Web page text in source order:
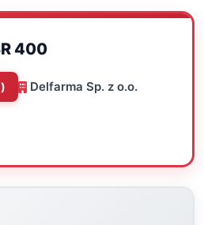
400
Delfarma Sp. z o.o.